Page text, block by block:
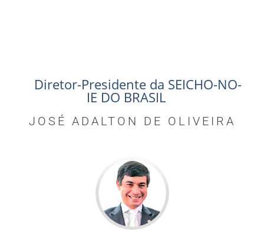
Diretor-Presidente da SEICHO-NO-
IE DO BRASIL
JOSÉ ADALTON DE OLIVEIRA